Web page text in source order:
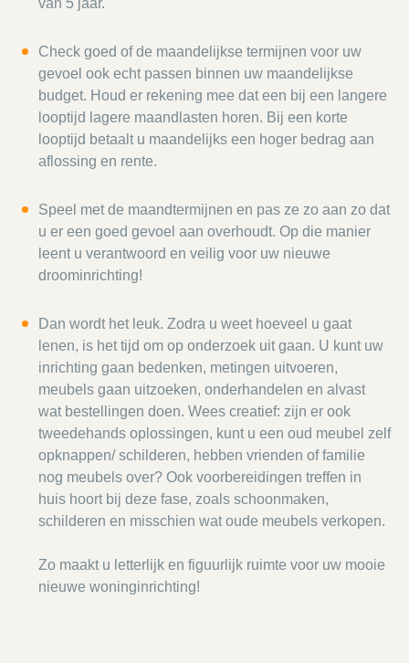
van 5 jaar.
Check goed of de maandelijkse termijnen voor uw
gevoel ook echt passen binnen uw maandelijkse
budget. Houd er rekening mee dat een bij een langere
looptijd lagere maandlasten horen. Bij een korte
looptijd betaalt u maandelijks een hoger bedrag aan
aflossing en rente.
Speel met de maandtermijnen en pas ze zo aan zo dat
u er een goed gevoel aan overhoudt. Op die manier
leent u verantwoord en veilig voor uw nieuwe
droominrichting!
Dan wordt het leuk. Zodra u weet hoeveel u gaat
lenen, is het tijd om op onderzoek uit gaan. U kunt uw
inrichting gaan bedenken, metingen uitvoeren,
meubels gaan uitzoeken, onderhandelen en alvast
wat bestellingen doen. Wees creatief: zijn er ook
tweedehands oplossingen, kunt u een oud meubel zelf
opknappen/ schilderen, hebben vrienden of familie
nog meubels over? Ook voorbereidingen treffen in
huis hoort bij deze fase, zoals schoonmaken,
schilderen en misschien wat oude meubels verkopen.
Zo maakt u letterlijk en figuurlijk ruimte voor uw mooie
nieuwe woninginrichting!